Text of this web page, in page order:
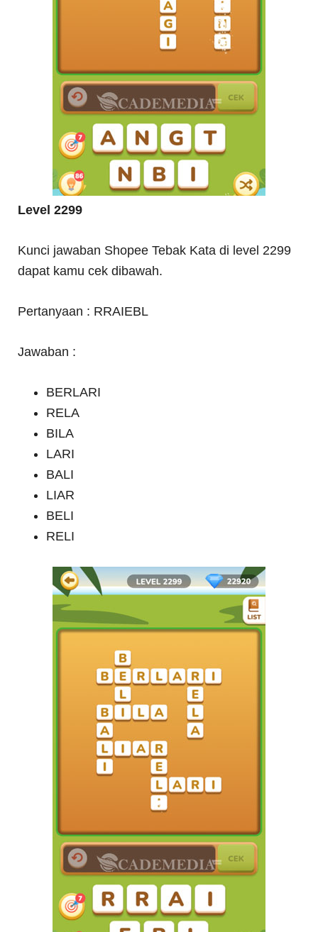
Level 2299
Kunci jawaban Shopee Tebak Kata di level 2299
dapat kamu cek dibawah.
Pertanyaan : RRAIEBL
Jawaban :
BERLARI
RELA
BILA
LARI
BALI
LIAR
BELI
RELI